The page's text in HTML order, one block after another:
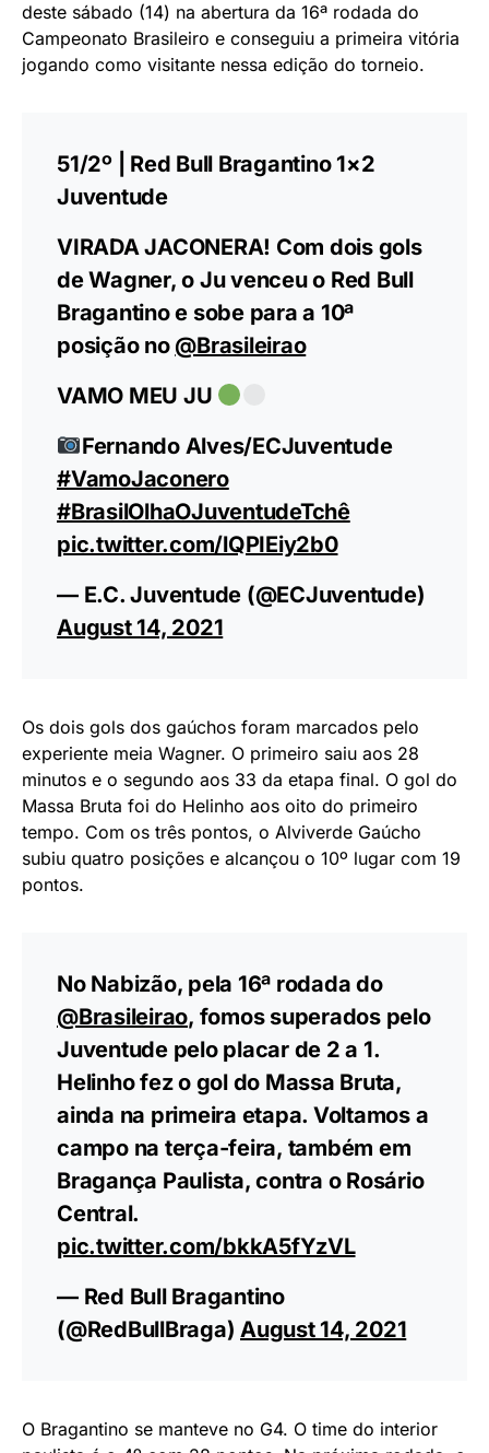
deste sábado (14) na abertura da 16ª rodada do
Campeonato Brasileiro e conseguiu a primeira vitória
jogando como visitante nessa edição do torneio.
51/2º | Red Bull Bragantino 1×2
Juventude
VIRADA JACONERA! Com dois gols
de Wagner, o Ju venceu o Red Bull
Bragantino e sobe para a 10ª
posição no @Brasileirao
VAMO MEU JU
Fernando Alves/ECJuventude
#VamoJaconero
#BrasilOlhaOJuventudeTchê
pic.twitter.com/lQPIEiy2b0
— E.C. Juventude (@ECJuventude)
August 14, 2021
Os dois gols dos gaúchos foram marcados pelo
experiente meia Wagner. O primeiro saiu aos 28
minutos e o segundo aos 33 da etapa final. O gol do
Massa Bruta foi do Helinho aos oito do primeiro
tempo. Com os três pontos, o Alviverde Gaúcho
subiu quatro posições e alcançou o 10º lugar com 19
pontos.
No Nabizão, pela 16ª rodada do
@Brasileirao, fomos superados pelo
Juventude pelo placar de 2 a 1.
Helinho fez o gol do Massa Bruta,
ainda na primeira etapa. Voltamos a
campo na terça-feira, também em
Bragança Paulista, contra o Rosário
Central.
pic.twitter.com/bkkA5fYzVL
— Red Bull Bragantino
(@RedBullBraga) August 14, 2021
O Bragantino se manteve no G4. O time do interior